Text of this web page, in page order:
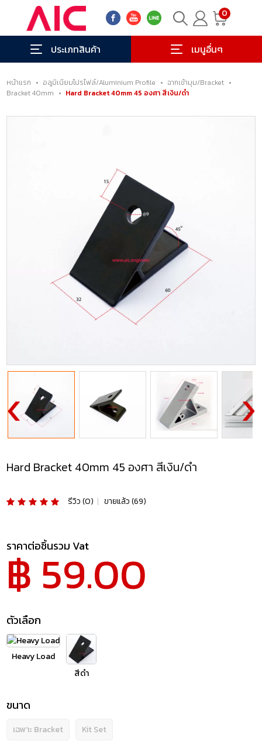
0
ประเภทสินค้า เมนูอื่นๆ
หน้าแรก • อลูมิเนียมโปรไฟล์/Aluminium Profile • ฉากเข้ามุม/Bracket •
Bracket 40mm • Hard Bracket 40mm 45 องศา สีเงิน/ดำ
Hard Bracket 40mm 45 องศา สีเงิน/ดำ
รีวิว (0) | ขายแล้ว (69)
ราคาต่อชิ้นรวม Vat
฿ 59.00
ตัวเลือก
Heavy Load
สีดำ
ขนาด
เฉพาะ Bracket Kit Set